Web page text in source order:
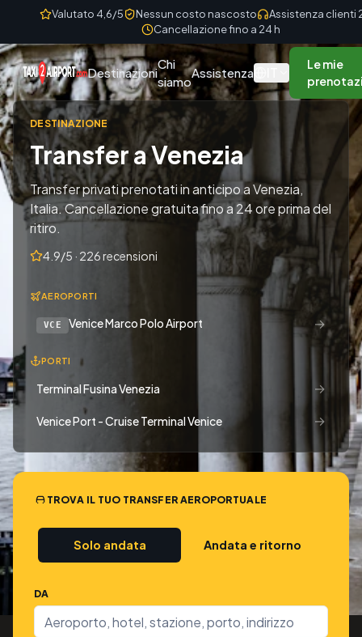
Skip to content
Valutato 4,6/5 Nessun costo nascosto
Assistenza clienti
Cancellazione fino a 24 h
Destinazioni
Chi
siamo
Assistenza
Le mie
DESTINAZIONE
Transfer a Venezia
Transfer privati prenotati in anticipo a Venezia,
Italia. Cancellazione gratuita fino a 24 ore prima del
ritiro.
4.9/5 · 226 recensioni
AEROPORTI
VCE Venice Marco Polo Airport →
PORTI
Terminal Fusina Venezia →
Venice Port - Cruise Terminal Venice →
TROVA IL TUO TRANSFER AEROPORTUALE
Solo andata Andata e ritorno
DA